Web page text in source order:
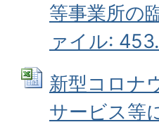
等事業所の
ァイル:
新型コロナ
サービス等